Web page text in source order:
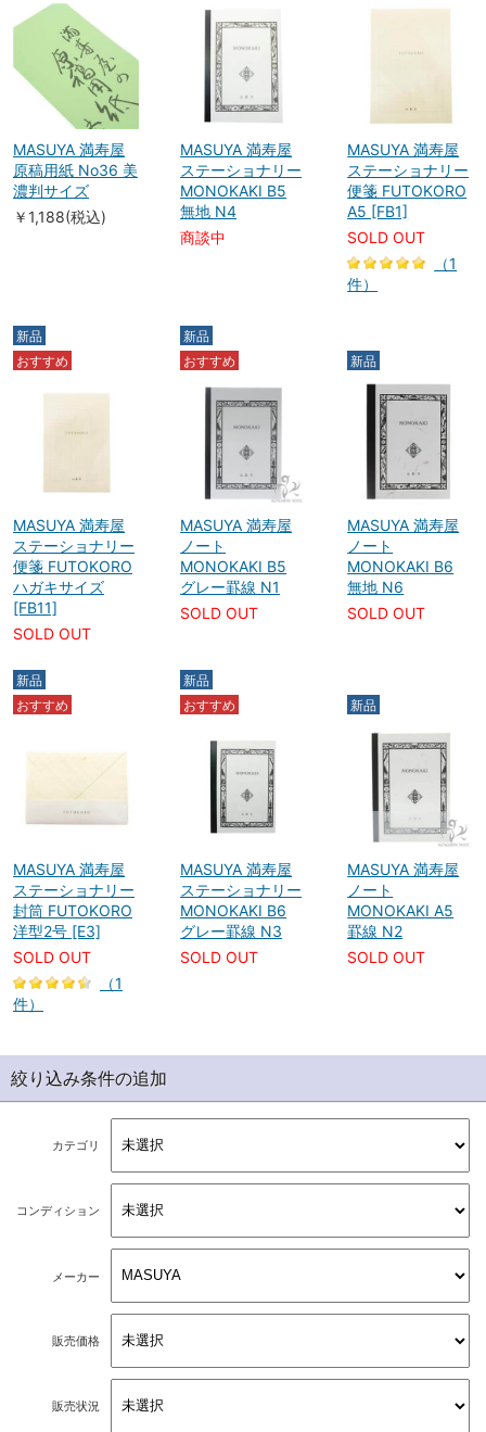
MASUYA 満寿屋
原稿用紙 No36 美
濃判サイズ
￥1,188(税込)
MASUYA 満寿屋
ステーショナリー
MONOKAKI B5
無地 N4
商談中
MASUYA 満寿屋
ステーショナリー
便箋 FUTOKORO
A5 [FB1]
SOLD OUT
（1
件）
新品
おすすめ
MASUYA 満寿屋
ステーショナリー
便箋 FUTOKORO
ハガキサイズ
[FB11]
SOLD OUT
新品
おすすめ
MASUYA 満寿屋
ノート
MONOKAKI B5
グレー罫線 N1
SOLD OUT
新品
MASUYA 満寿屋
ノート
MONOKAKI B6
無地 N6
SOLD OUT
新品
おすすめ
MASUYA 満寿屋
ステーショナリー
封筒 FUTOKORO
洋型2号 [E3]
SOLD OUT
（1
件）
新品
おすすめ
MASUYA 満寿屋
ステーショナリー
MONOKAKI B6
グレー罫線 N3
SOLD OUT
新品
MASUYA 満寿屋
ノート
MONOKAKI A5
罫線 N2
SOLD OUT
絞り込み条件の追加
カテゴリ
コンディション
メーカー
販売価格
販売状況